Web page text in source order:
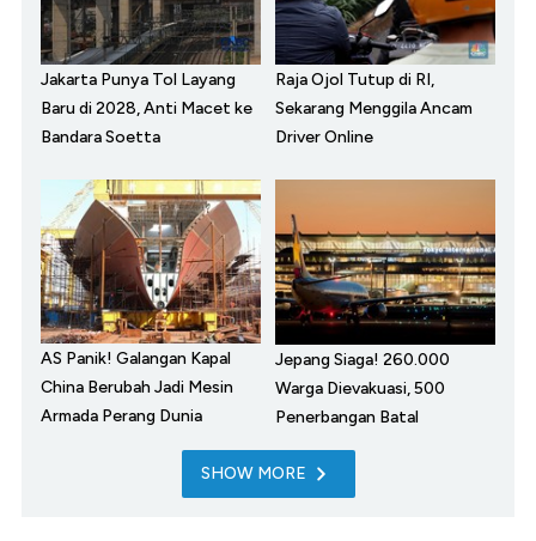
Jakarta Punya Tol Layang
Baru di 2028, Anti Macet ke
Bandara Soetta
Raja Ojol Tutup di RI,
Sekarang Menggila Ancam
Driver Online
AS Panik! Galangan Kapal
China Berubah Jadi Mesin
Armada Perang Dunia
Jepang Siaga! 260.000
Warga Dievakuasi, 500
Penerbangan Batal
SHOW MORE